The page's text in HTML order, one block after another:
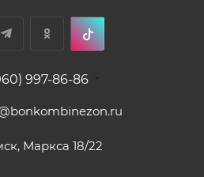
997-86-86
Маркса 18/22